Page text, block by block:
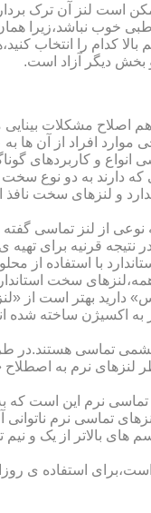
است لنز آن ترک
خوب نباشد،زیرا
بالا کدام را انتخاب
بخش دیگر آزاد است.
اصلاح مشکلات بینایی
موارد افراد از آن ها
و کاربردهای
دارند به دو نوع
و لنزهای سخت
از لنز تماسی
نتیجه قرنیه برای
با استفاده از
سخت
دارید بهتر است از
تماسی هستند.در
لنزهای نرم به
نرم این است که
لنزهای تماسی نرم
های بالاتر از یک و
استفاده ی